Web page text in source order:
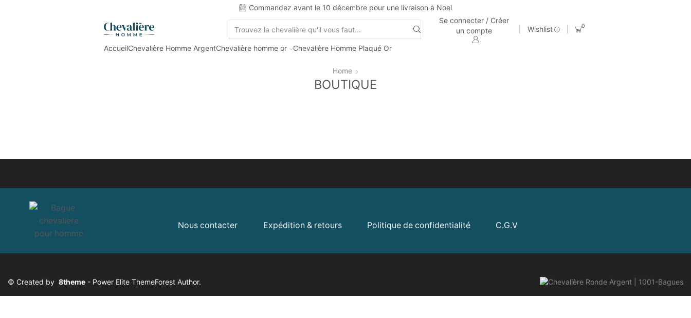
Commandez avant le 10 décembre pour une livraison à Noel
Se connecter / Créer
un compte
Wishlist 0
AccueilChevalière Homme ArgentChevalière homme or Chevalière Homme Plaqué Or
Home
BOUTIQUE
Nous contacter Expédition & retours Politique de confidentialité C.G.V
© Created by 8theme - Power Elite ThemeForest Author.